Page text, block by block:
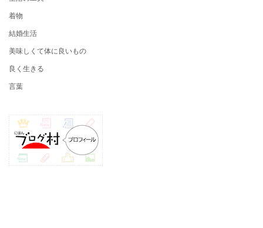
着物
結婚生活
美味しくて体に良いもの
良く生きる
言葉